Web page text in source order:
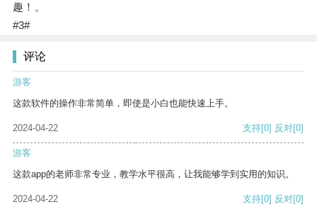
趣！。
#3#
评论
游客
这款软件的操作非常简单，即使是小白也能快速上手。
2024-04-22 支持[0] 反对[0]
游客
这款app的老师非常专业，教学水平很高，让我能够学到实用的知识。
2024-04-22 支持[0] 反对[0]